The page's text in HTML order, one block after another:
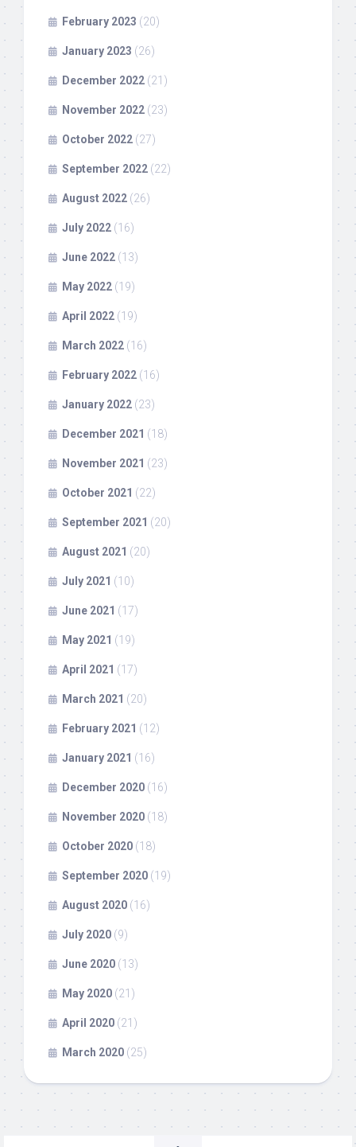
February 2023 (20)
January 2023 (26)
December 2022 (21)
November 2022 (23)
October 2022 (27)
September 2022 (22)
August 2022 (26)
July 2022 (16)
June 2022 (13)
May 2022 (19)
April 2022 (19)
March 2022 (16)
February 2022 (16)
January 2022 (23)
December 2021 (18)
November 2021 (23)
October 2021 (22)
September 2021 (20)
August 2021 (20)
July 2021 (10)
June 2021 (17)
May 2021 (19)
April 2021 (17)
March 2021 (20)
February 2021 (12)
January 2021 (16)
December 2020 (16)
November 2020 (18)
October 2020 (18)
September 2020 (19)
August 2020 (16)
July 2020 (9)
June 2020 (13)
May 2020 (21)
April 2020 (21)
March 2020 (25)